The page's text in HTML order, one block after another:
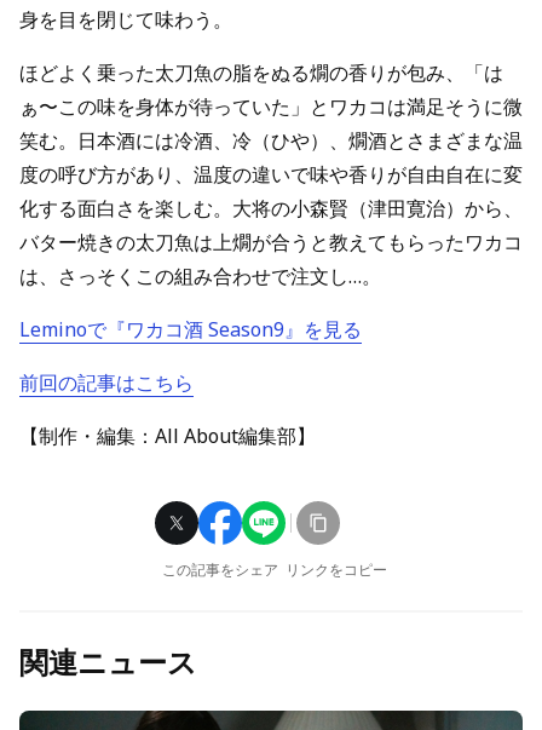
身を目を閉じて味わう。
ほどよく乗った太刀魚の脂をぬる燗の香りが包み、「は
ぁ〜この味を身体が待っていた」とワカコは満足そうに微
笑む。日本酒には冷酒、冷（ひや）、燗酒とさまざまな温
度の呼び方があり、温度の違いで味や香りが自由自在に変
化する面白さを楽しむ。大将の小森賢（津田寛治）から、
バター焼きの太刀魚は上燗が合うと教えてもらったワカコ
は、さっそくこの組み合わせで注文し…。
Leminoで『ワカコ酒 Season9』を見る
前回の記事はこちら
【制作・編集：All About編集部】
この記事をシェア リンクをコピー
関連ニュース